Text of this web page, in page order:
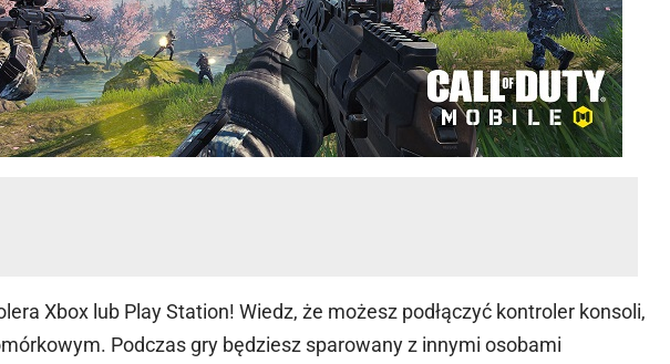
Xbox lub Play Station! Wiedz, że możesz podłączyć kontroler konsoli,
Podczas gry będziesz sparowany z innymi osobami